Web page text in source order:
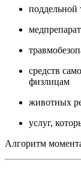
поддельной
средств
физлицам
животных
услуг,
Алгоритм